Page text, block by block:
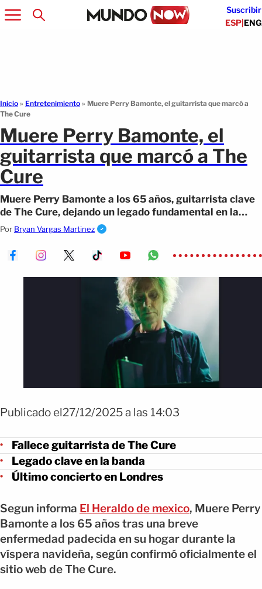
Suscribir
ESP|ENG
Inicio » Entretenimiento » Muere Perry Bamonte, el guitarrista que marcó a
The Cure
Muere Perry Bamonte, el
guitarrista que marcó a The
Cure
Muere Perry Bamonte a los 65 años, guitarrista clave
de The Cure, dejando un legado fundamental en la
historia
Por Bryan Vargas Martinez
Publicado el27/12/2025 a las 14:03
Fallece guitarrista de The Cure
Legado clave en la banda
Último concierto en Londres
Segun informa El Heraldo de mexico, Muere Perry
Bamonte a los 65 años tras una breve
enfermedad padecida en su hogar durante la
víspera navideña, según confirmó oficialmente el
sitio web de The Cure.